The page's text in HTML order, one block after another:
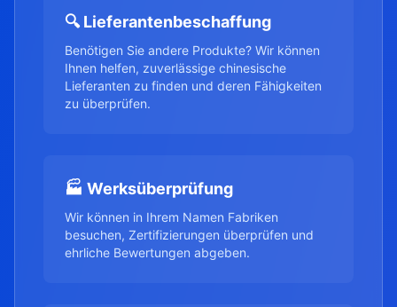
🔍 Lieferantenbeschaffung
Benötigen Sie andere Produkte? Wir können
Ihnen helfen, zuverlässige chinesische
Lieferanten zu finden und deren Fähigkeiten
zu überprüfen.
🏭 Werksüberprüfung
Wir können in Ihrem Namen Fabriken
besuchen, Zertifizierungen überprüfen und
ehrliche Bewertungen abgeben.